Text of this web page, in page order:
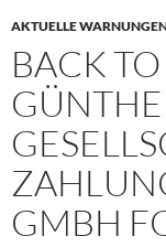
AKTUELLE
BACK
GMBH